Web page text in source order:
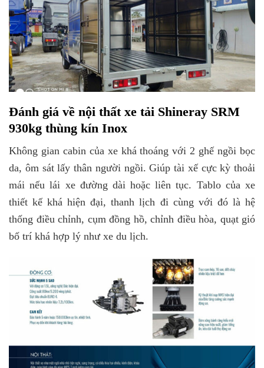
Đánh giá về nội thất xe tải Shineray SRM
930kg thùng kín Inox
Không gian cabin của xe khá thoáng với 2 ghế ngồi bọc
da, ôm sát lấy thân người ngồi. Giúp tài xế cực kỳ thoải
mái nếu lái xe đường dài hoặc liên tục. Tablo của xe
thiết kế khá hiện đại, thanh lịch đi cùng với đó là hệ
thống điều chỉnh, cụm đồng hồ, chỉnh điều hòa, quạt gió
bố trí khá hợp lý như xe du lịch.